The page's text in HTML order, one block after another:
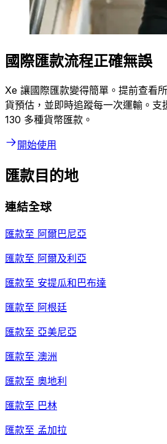
國際匯款流程正確無誤
Xe 讓國際匯款變得簡單。提前查看
貨預估，並即時追蹤每一次運輸。支
130 多種貨幣匯款。
開始使用
匯款目的地
連結全球
匯款至 阿爾巴尼亞
匯款至 阿爾及利亞
匯款至 安提瓜和巴布達
匯款至 阿根廷
匯款至 亞美尼亞
匯款至 澳洲
匯款至 奧地利
匯款至 巴林
匯款至 孟加拉